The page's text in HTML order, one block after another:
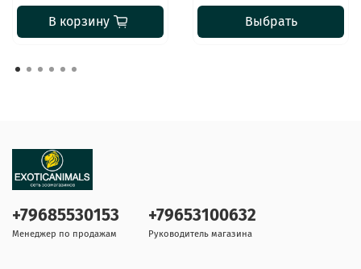
В корзину Выбрать
+79685530153
Менеджер по продажам
+79653100632
Руководитель магазина